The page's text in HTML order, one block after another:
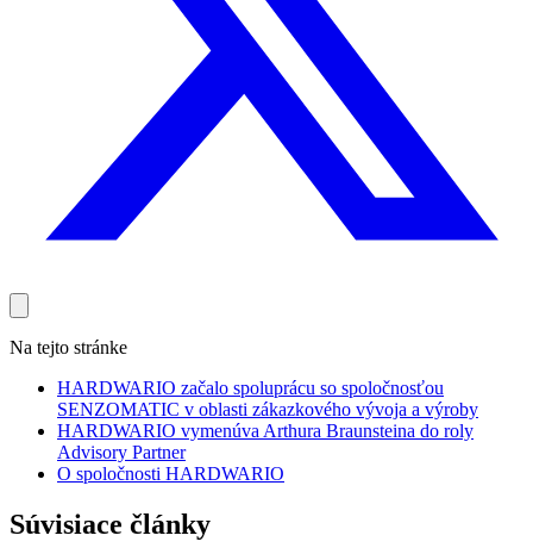
Na tejto stránke
HARDWARIO začalo spoluprácu so spoločnosťou
SENZOMATIC v oblasti zákazkového vývoja a výroby
HARDWARIO vymenúva Arthura Braunsteina do roly
Advisory Partner
O spoločnosti HARDWARIO
Súvisiace články